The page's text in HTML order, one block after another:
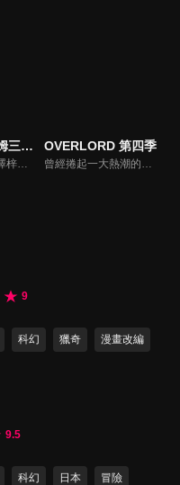
持續狩獵史萊姆三百年，不知不覺就練到LV MAX
平凡的上班族相澤梓，因工作過度過勞死。她轉生到異世界，成為不老不死的魔女亞梓莎。鑑於前世的經驗，她在邊境的高原開始悠閒的慢活。打倒史來姆賺取金錢，像個魔女般製作藥物照顧山腳下的村莊。她持續過這樣的生活，被稱為「高原的魔女大人」。300年後，持續打倒史來姆累積的經驗值，讓亞梓莎在不知不覺間成為LV99，也就是世界最強。
OVERLORD 第四季
曾經捲起一大熱潮的網路遊戲《YGGDRASIL》安靜地迎來了停服——本來應該是這樣。但，遊戲的結束時間已經過了，卻無法登出遊戲。NPC們突然擁有了自己的意志。無法看見公會以外的異世界正在擴張。 現實世界中愛好遊戲的孤獨青年變身為骸骨姿態的最強大魔法使·飛鼠，他所率領的公會「安茲·烏爾·恭」揭開了傳說的序幕。
9
科幻 獵奇 漫畫改編
9.5
科幻 日本 冒險